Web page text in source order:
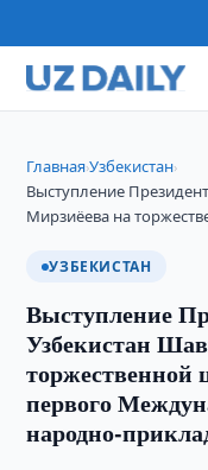
Главная›Узбекистан›
Выступление
Мирзиёева на
УЗБЕКИСТАН
Выступление
Узбекистан
торжественной
первого
народно-